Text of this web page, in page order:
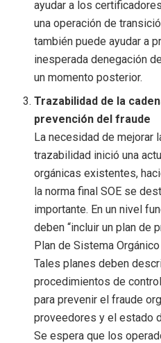
ayudar a los
una operación de
también puede ayudar a
inesperada denegación
un momento posterior.
Trazabilidad de la
prevención del fraude
La necesidad de mejorar
trazabilidad inició una
orgánicas existentes,
la norma final SOE se
importante. En un nivel
deben “incluir un plan de
Plan de Sistema
Tales planes deben
procedimientos de
para prevenir el fraude
proveedores y el estado
Se espera que los